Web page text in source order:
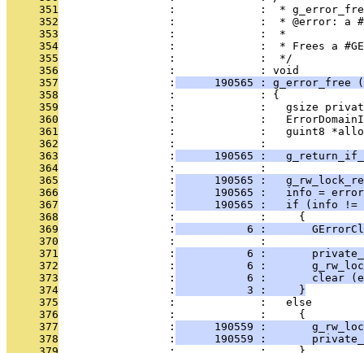
     351
:             :  *
     352
:             :  * @error: a
     353
                 :             :  *
     354
:             :  * Frees a
     355
                 :             :  */
     356
                 :             : void
     357
                 :
190565 : g_error_free
     358
                 :             : {
     359
:             :   gsize
     360
:             :
     361
:             :   guint8
     362
                 :             :
     363
                 :
190565 :
     364
                 :             :
     365
                 :
190565 :
     366
                 :
190565 :   info =
     367
                 :
190565 :   if (info !=
     368
                 :             :     {
     369
                 :
6 :
     370
                 :             :
     371
                 :
6 :
     372
                 :
6 :
     373
                 :
6 :       clear
     374
                 :
           3 :     }
     375
                 :             :   else
     376
                 :             :     {
     377
                 :
190559 :
     378
                 :
190559 :